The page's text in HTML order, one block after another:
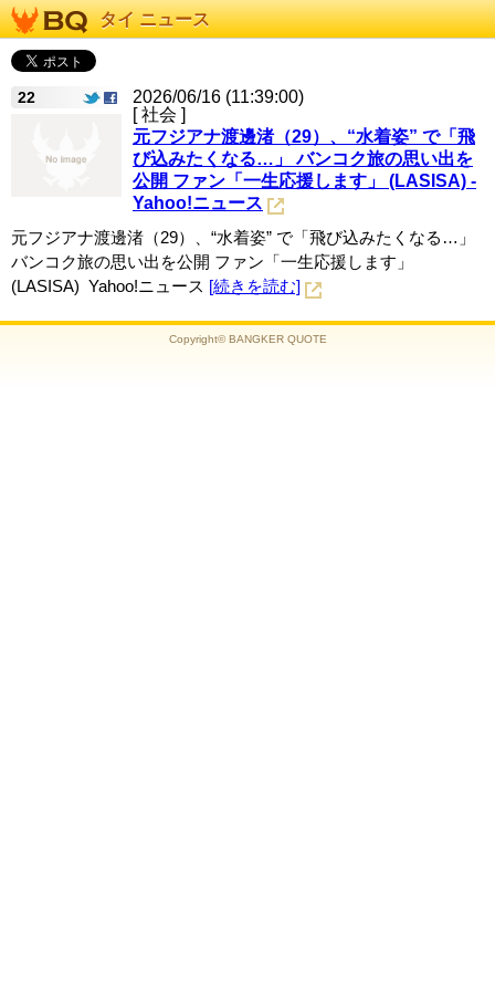
タイ ニュース
22
2026/06/16 (11:39:00)
[ 社会 ]
元フジアナ渡邊渚（29）、“水着姿” で「飛
び込みたくなる…」 バンコク旅の思い出を
公開 ファン「一生応援します」 (LASISA) -
Yahoo!ニュース
元フジアナ渡邊渚（29）、“水着姿” で「飛び込みたくなる…」
バンコク旅の思い出を公開 ファン「一生応援します」
(LASISA) Yahoo!ニュース [続きを読む]
Copyright© BANGKER QUOTE